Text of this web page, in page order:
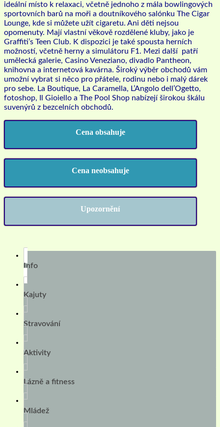
ideální místo k relaxaci, včetně jednoho z mála bowlingových
sportovních barů na moři a doutníkového salónku The Cigar
Lounge, kde si můžete užít cigaretu. Ani děti nejsou
opomenuty. Mají vlastní věkově rozdělené kluby, jako je
Graffiti’s Teen Club. K dispozici je také spousta herních
možností, včetně herny a simulátoru F1. Mezi další patří
umělecká galerie, Casino Veneziano, divadlo Pantheon,
knihovna a internetová kavárna. Široký výběr obchodů vám
umožní vybrat si něco pro přátele, rodinu nebo i malý dárek
pro sebe. La Boutique, La Caramella, L’Angolo dell’Ogetto,
fotoshop, Il Gioiello a The Pool Shop nabízejí širokou škálu
suvenýrů z bezcelních obchodů.
Cena obsahuje
Cena neobsahuje
Upozornění
Info
Kajuty
Stravování
Aktivity
Lázně a fitness
Mládež